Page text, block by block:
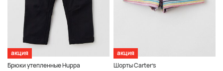
акция
Брюки утепленные Huppa
акция
Шорты Carter’s